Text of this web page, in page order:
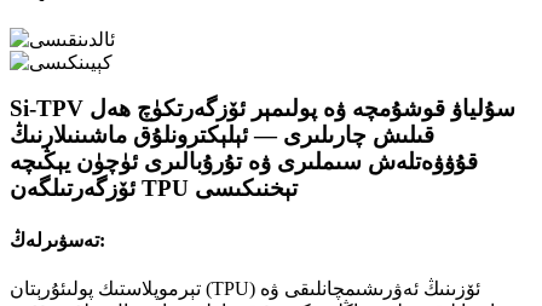
Si-TPV سۇلياۋ قوشۇمچە ۋە پولىمېر ئۆزگەرتكۈچ ھەل
قىلىش چارىلىرى — ئېلېكترونلۇق ماشىنىلارنىڭ
قۇۋۋەتلەش سىملىرى ۋە تۇرۇبالىرى ئۈچۈن يېڭىچە
ئۆزگەرتىلگەن TPU تېخنىكىسى
تەسۋىرلەڭ:
تېرموپلاستىك پولىئۇرېتان (TPU) ئۆزىنىڭ ئەۋرىشىمچانلىقى ۋە